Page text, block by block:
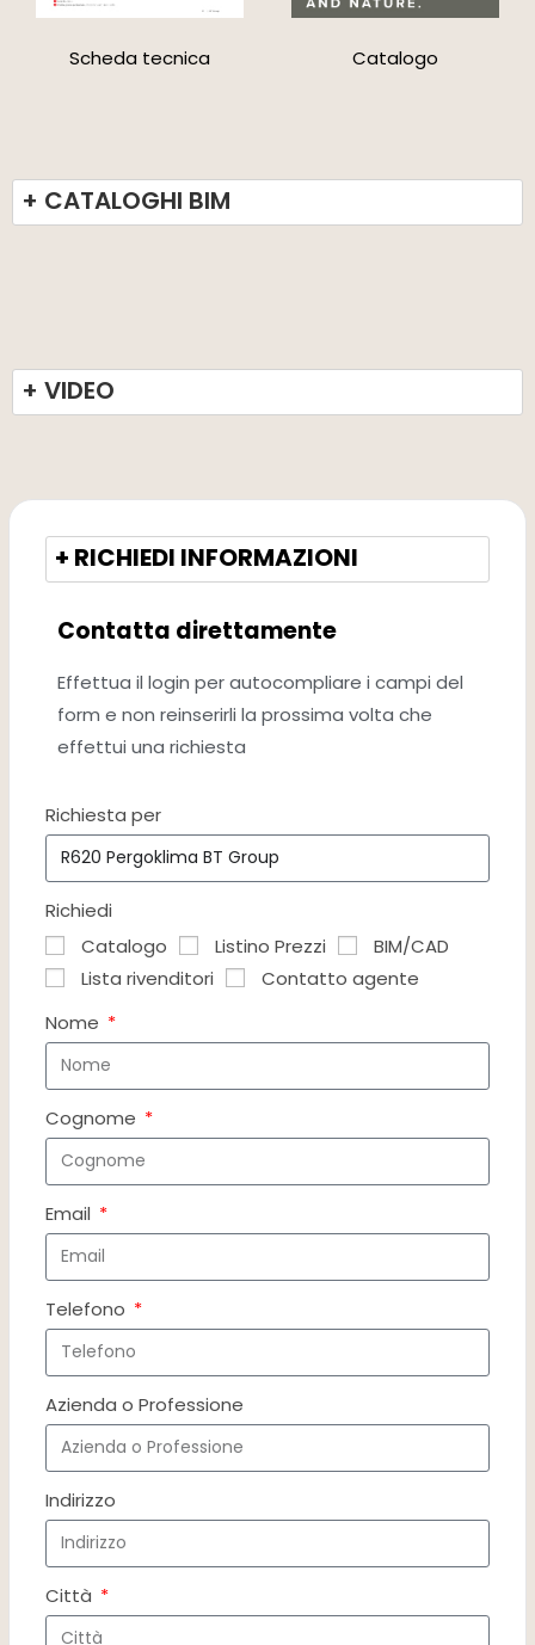
Scheda tecnica Catalogo
+ CATALOGHI BIM
+ VIDEO
+ RICHIEDI INFORMAZIONI
Contatta direttamente
Effettua il login per autocompliare i campi del
form e non reinserirli la prossima volta che
effettui una richiesta
Richiesta per
Richiedi
Catalogo
Listino Prezzi
BIM/CAD
Lista rivenditori
Contatto agente
Nome
Cognome
Email
Telefono
Azienda o Professione
Indirizzo
Città